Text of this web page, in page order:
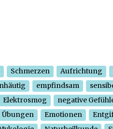
Schmerzen Aufrichtung
empfindsam
Elektrosmog negative
Übungen Emotionen